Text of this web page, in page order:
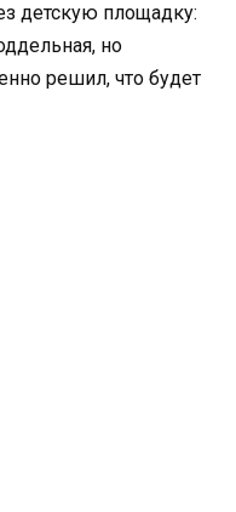
детскую площадку:
но
решил, что будет